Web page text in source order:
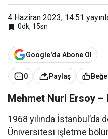
4 Haziran 2023, 14:51
0dk, 15sn
Google'da Abone Ol
0 Paylaş
Mehmet Nuri Ersoy –
1968 yılında İstanbul’da
Üniversitesi işletme